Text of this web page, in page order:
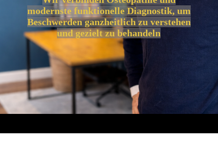
modernste funktionelle Diagnostik, um
Beschwerden ganzheitlich zu verstehen
und gezielt zu behandeln